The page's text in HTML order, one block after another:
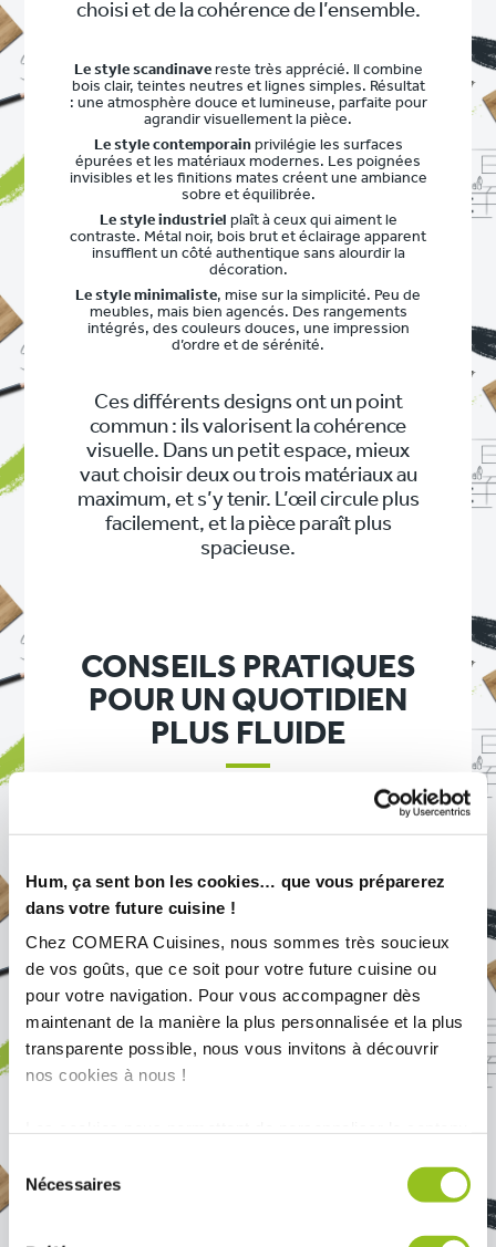
Hum, ça sent bon les cookies… que vous préparerez
dans votre future cuisine !
Chez COMERA Cuisines, nous sommes très soucieux
de vos goûts, que ce soit pour votre future cuisine ou
pour votre navigation. Pour vous accompagner dès
maintenant de la manière la plus personnalisée et la plus
transparente possible, nous vous invitons à découvrir
nos cookies à nous !
médias sociaux et d'analyser notre trafic. Nous
partageons également des informations sur l'utilisation de
notre site avec nos partenaires de médias sociaux, de
Nécessaires
choisi et de la cohérence de l’ensemble.
Le style scandinavereste très apprécié. Il combine
bois clair, teintes neutres et lignes simples. Résultat
: une atmosphère douce et lumineuse, parfaite pour
agrandir visuellement la pièce.
Le style contemporainprivilégie les surfaces
épurées et les matériaux modernes. Les poignées
invisibles et les finitions mates créent une ambiance
sobre et équilibrée.
Le style industriel plaît à ceux qui aiment le
contraste. Métal noir, bois brut et éclairage apparent
insufflent un côté authentique sans alourdir la
décoration.
Le style minimaliste, mise sur la simplicité. Peu de
meubles, mais bien agencés. Des rangements
intégrés, des couleurs douces, une impression
d’ordre et de sérénité.
Ces différents designs ont un point
commun : ils valorisent la cohérence
visuelle. Dans un petit espace, mieux
vaut choisir deux ou trois matériaux au
maximum, et s’y tenir. L’œil circule plus
facilement, et la pièce paraît plus
spacieuse.
CONSEILS PRATIQUES
POUR UN QUOTIDIEN
PLUS FLUIDE
demande un peu de
méthode. Avant de choisir les meubles, il
souvent, recevoir, ou simplement
préparer les repas du quotidien.
Le mobilier doit suivre cette logique. Les
meubles hautsaugmentent la capacité
de rangement, tandis que les
portes
évitent les chocs dans les
espaces étroits. Les paniers d’angle
rotatifs, les tablettes coulissantes ou les
rangement sans empiéter sur la zone de